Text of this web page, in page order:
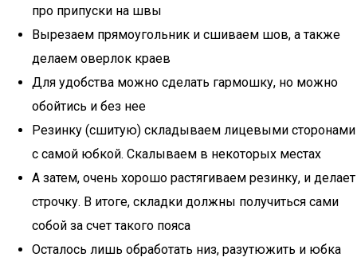
про припуски на швы
Вырезаем прямоугольник и сшиваем шов, а также
делаем оверлок краев
Для удобства можно сделать гармошку, но можно
обойтись и без нее
Резинку (сшитую) складываем лицевыми сторонами
с самой юбкой. Скалываем в некоторых местах
А затем, очень хорошо растягиваем резинку, и делает
строчку. В итоге, складки должны получиться сами
собой за счет такого пояса
Осталось лишь обработать низ, разутюжить и юбка